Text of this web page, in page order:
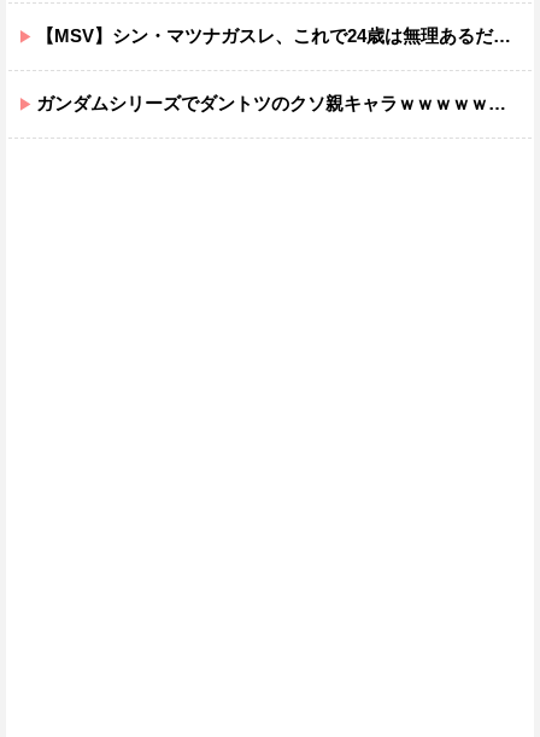
【MSV】シン・マツナガスレ、これで24歳は無理あるだろ…
ガンダムシリーズでダントツのクソ親キャラｗｗｗｗｗｗｗｗｗｗｗｗ